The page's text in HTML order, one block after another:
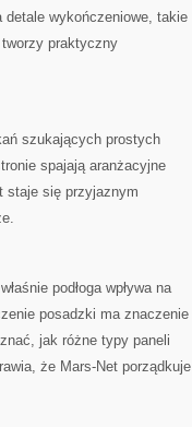
detale wykończeniowe, takie
praktyczny
szukających prostych
spajają aranżacyjne
staje się przyjaznym
podłoga wpływa na
posadzki ma znaczenie
jak różne typy paneli
że Mars-Net porządkuje